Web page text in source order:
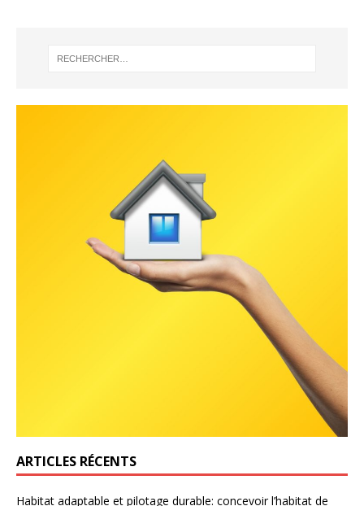
ARTICLES RÉCENTS
Habitat adaptable et pilotage durable: concevoir l’habitat de